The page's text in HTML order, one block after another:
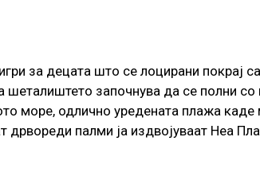
за децата што се лоцирани покрај
започнува да се полни со
море, одлично уредената плажа
палми ја издвојуваат Неа